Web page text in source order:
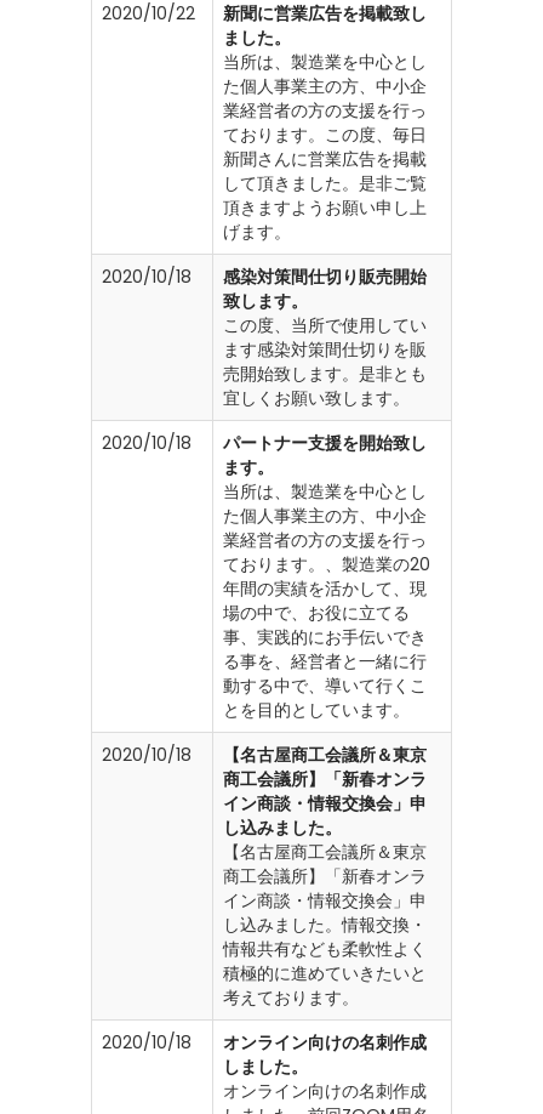
2020/10/22
新聞に営業広告を掲載致し
ました。
当所は、製造業を中心とし
た個人事業主の方、中小企
業経営者の方の支援を行っ
ております。この度、毎日
新聞さんに営業広告を掲載
して頂きました。是非ご覧
頂きますようお願い申し上
げます。
2020/10/18
感染対策間仕切り販売開始
致します。
この度、当所で使用してい
ます感染対策間仕切りを販
売開始致します。是非とも
宜しくお願い致します。
2020/10/18
パートナー支援を開始致し
ます。
当所は、製造業を中心とし
た個人事業主の方、中小企
業経営者の方の支援を行っ
ております。、製造業の20
年間の実績を活かして、現
場の中で、お役に立てる
事、実践的にお手伝いでき
る事を、経営者と一緒に行
動する中で、導いて行くこ
とを目的としています。
2020/10/18
【名古屋商工会議所＆東京
商工会議所】「新春オンラ
イン商談・情報交換会」申
し込みました。
【名古屋商工会議所＆東京
商工会議所】「新春オンラ
イン商談・情報交換会」申
し込みました。情報交換・
情報共有なども柔軟性よく
積極的に進めていきたいと
考えております。
2020/10/18
オンライン向けの名刺作成
しました。
オンライン向けの名刺作成